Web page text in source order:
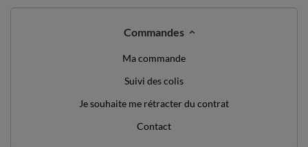
Commandes
Ma commande
Suivi des colis
Je souhaite me rétracter du contrat
Contact